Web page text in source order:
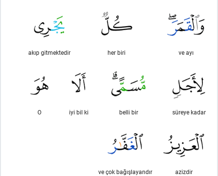
ve ayı
her biri
akıp gitmektedir
süreye kadar
belli bir
iyi bil ki
O
azizdir
ve çok bağışlayandır